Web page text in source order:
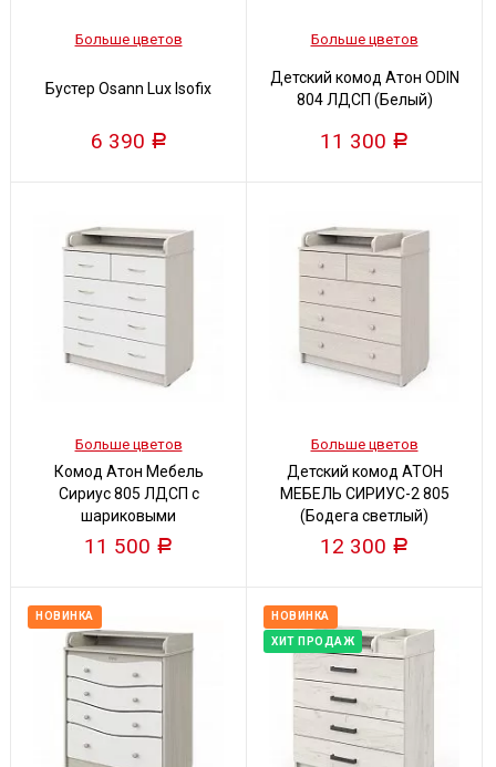
Больше цветов
Бустер Osann Lux Isofix
6 390 Р
Больше цветов
Детский комод Атон ODIN
804 ЛДСП (Белый)
11 300 Р
Больше цветов
Комод Атон Мебель
Сириус 805 ЛДСП с
шариковыми
направляющими (Бодега
11 500 Р
Больше цветов
Детский комод АТОН
МЕБЕЛЬ СИРИУС-2 805
(Бодега светлый)
12 300 Р
НОВИНКА НОВИНКА
ХИТ ПРОДАЖ